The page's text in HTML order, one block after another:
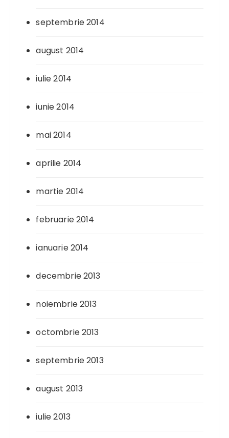
septembrie 2014
august 2014
iulie 2014
iunie 2014
mai 2014
aprilie 2014
martie 2014
februarie 2014
ianuarie 2014
decembrie 2013
noiembrie 2013
octombrie 2013
septembrie 2013
august 2013
iulie 2013